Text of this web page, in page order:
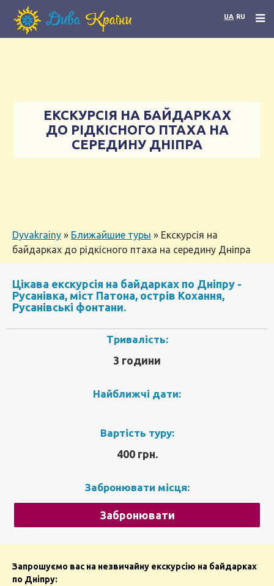
UA RU
ЕКСКУРСІЯ НА БАЙДАРКАХ
ДО РІДКІСНОГО ПТАХА НА
СЕРЕДИНУ ДНІПРА
Dyvakrainy » Ближайшие туры » Екскурсія на
байдарках до рідкісного птаха на середину Дніпра
Цікава екскурсія на байдарках по Дніпру -
Русанівка, міст Патона, острів Кохання,
Русанівські фонтани.
Тривалість:
3 години
Найближчі дати:
Вартість туру:
400 грн.
Забронювати місця:
Забронювати
Запрошуємо вас на незвичайну екскурсію на байдарках
по Дніпру: